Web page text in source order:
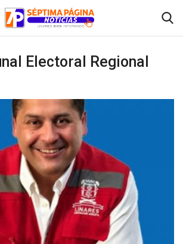
Electoral Regional